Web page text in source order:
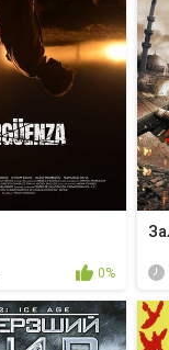
0%